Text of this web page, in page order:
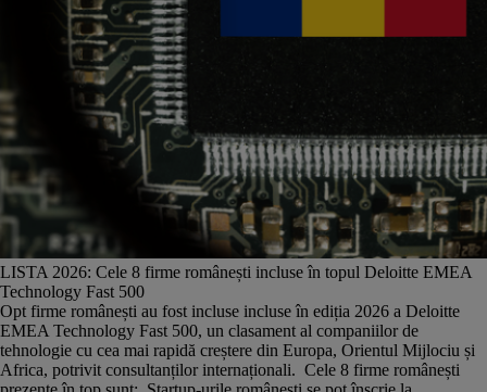
LISTA 2026: Cele 8 firme românești incluse în topul Deloitte EMEA
Technology Fast 500
Opt firme românești au fost incluse incluse în ediția 2026 a Deloitte
EMEA Technology Fast 500, un clasament al companiilor de
tehnologie cu cea mai rapidă creștere din Europa, Orientul Mijlociu și
Africa, potrivit consultanților internaționali. Cele 8 firme românești